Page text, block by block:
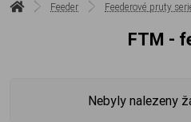
Feeder Feederové pruty
FTM -
Nebyly nalezeny